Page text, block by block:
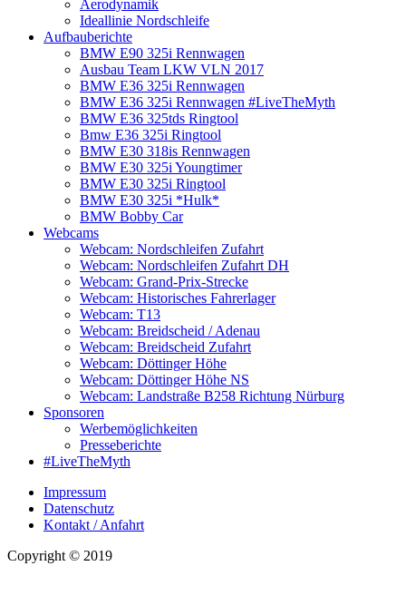
Aerodynamik
Ideallinie Nordschleife
Aufbauberichte
BMW E90 325i Rennwagen
Ausbau Team LKW VLN 2017
BMW E36 325i Rennwagen
BMW E36 325i Rennwagen #LiveTheMyth
BMW E36 325tds Ringtool
Bmw E36 325i Ringtool
BMW E30 318is Rennwagen
BMW E30 325i Youngtimer
BMW E30 325i Ringtool
BMW E30 325i *Hulk*
BMW Bobby Car
Webcams
Webcam: Nordschleifen Zufahrt
Webcam: Nordschleifen Zufahrt DH
Webcam: Grand-Prix-Strecke
Webcam: Historisches Fahrerlager
Webcam: T13
Webcam: Breidscheid / Adenau
Webcam: Breidscheid Zufahrt
Webcam: Döttinger Höhe
Webcam: Döttinger Höhe NS
Webcam: Landstraße B258 Richtung Nürburg
Sponsoren
Werbemöglichkeiten
Presseberichte
#LiveTheMyth
Impressum
Datenschutz
Kontakt / Anfahrt
Copyright © 2019